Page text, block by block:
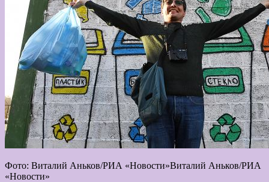
Фото: Виталий Аньков/РИА «Новости»Виталий Аньков/РИА
«Новости»